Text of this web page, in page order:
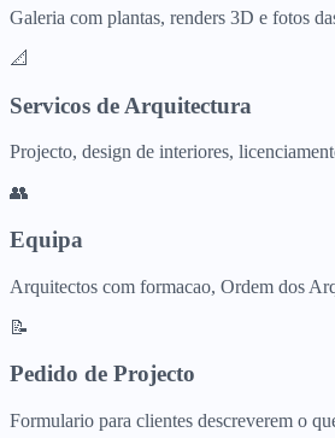
Galeria com plantas, renders 3D e fotos
📐
Servicos de Arquitectura
Projecto, design de interiores,
👥
Equipa
Arquitectos com formacao, Ordem dos
📝
Pedido de Projecto
Formulario para clientes descreverem o